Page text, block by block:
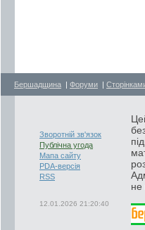
Бершадщина | Форуми | Сторінками
Зворотній зв'язок
Публічна угода
Мапа сайту
PDA-версія
RSS
12.01.2026 21:20:40
не